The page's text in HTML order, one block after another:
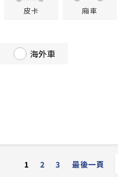
皮卡 廂車
海外車
1 2 3 最後一頁